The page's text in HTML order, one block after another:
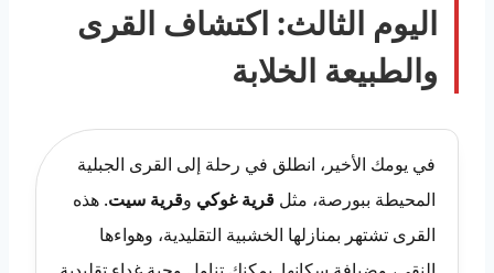
اليوم الثالث: اكتشاف القرى
والطبيعة الخلابة
في يومك الأخير، انطلق في رحلة إلى القرى الجبلية
المحيطة ببورصة، مثل قرية غوكي وقرية سيت. هذه
القرى تشتهر بمنازلها الخشبية التقليدية، وهواءها